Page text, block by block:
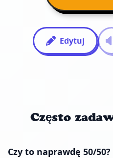
Edytuj
Często
Czy to naprawdę 50/50?